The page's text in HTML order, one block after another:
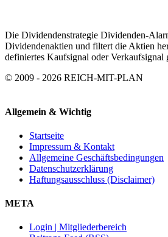
Die Dividendenstrategie Dividenden-
Dividendenaktien und filtert die Aktien
definiertes Kaufsignal oder Verkaufsignal
© 2009 - 2026 REICH-MIT-PLAN
Allgemein & Wichtig
Startseite
Impressum & Kontakt
Allgemeine Geschäftsbedingungen
Datenschutzerklärung
Haftungsausschluss (Disclaimer)
META
Login | Mitgliederbereich